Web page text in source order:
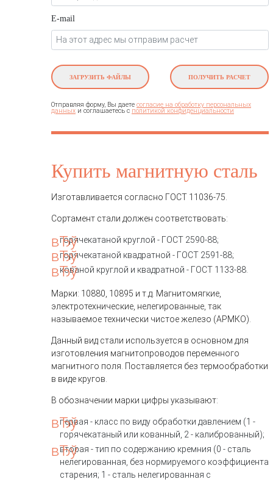
E-mail
ЗАГРУЗИТЬ ФАЙЛЫ ПОЛУЧИТЬ РАСЧЕТ
Отправляя форму, Вы даете согласие на обработку персональных
данных и соглашаетесь c политикой конфиденциальности
Купить магнитную сталь
Изготавливается согласно ГОСТ 11036-75.
Сортамент стали должен соответствовать:
горячекатаной круглой - ГОСТ 2590-88;
горячекатаной квадратной - ГОСТ 2591-88;
кованой круглой и квадратной - ГОСТ 1133-88.
Марки: 10880, 10895 и т.д. Магнитомягкие,
электротехнические, нелегированные, так
называемое технически чистое железо (АРМКО).
Данный вид стали используется в основном для
изготовления магнитопроводов переменного
магнитного поля. Поставляется без термообработки
в виде кругов.
В обозначении марки цифры указывают:
первая - класс по виду обработки давлением (1 -
горячекатаный или кованный, 2 - калиброванный);
вторая - тип по содержанию кремния (0 - сталь
нелегированная, без нормируемого коэффициента
старения; 1 - сталь нелегированная с